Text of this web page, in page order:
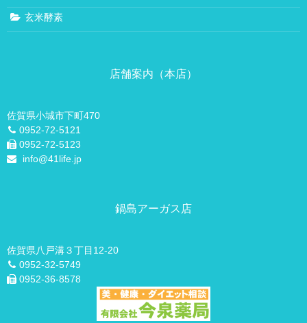
子宝相談
子宝相談
美容相談
玄米酵素
店舗案内（本店）
佐賀県小城市下町470
0952-72-5121
0952-72-5123
info@41life.jp
鍋島アーガス店
佐賀県八戸溝３丁目12-20
0952-32-5749
0952-36-8578